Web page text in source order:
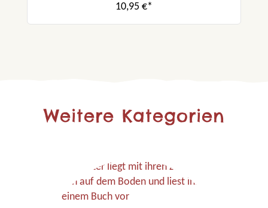
10,95 €*
Weitere Kategorien